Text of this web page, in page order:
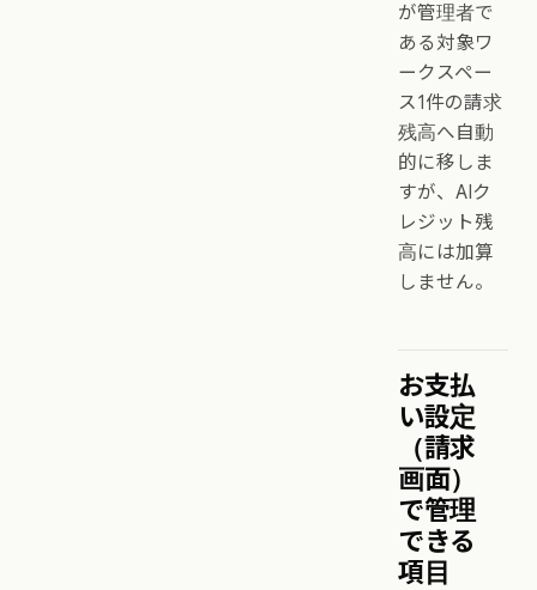
が管理者で
ある対象ワ
ークスペー
ス1件の請求
残高へ自動
的に移しま
すが、AIク
レジット残
高には加算
しません。
お支払
い設定
（請求
画面）
で管理
できる
項目